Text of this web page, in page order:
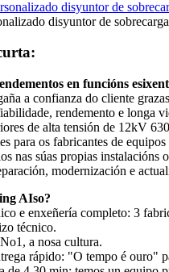
disyuntor de
en funcións
a confianza do cliente
rendemento e longa
de alta tensión de 12kV
para os fabricantes de
nas súas propias instalacións
modernización e
AIso?
e enxeñería completo: 3
técnico.
a nosa cultura.
rápido: "O tempo é ouro"